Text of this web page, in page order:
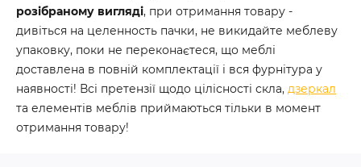
розібраному вигляді, при отримання товару -
дивіться на целенность пачки, не викидайте меблеву
упаковку, поки не переконаєтеся, що меблі
доставлена в повній комплектації і вся фурнітура у
наявності! Всі претензії щодо цілісності скла, дзеркал
та елементів меблів приймаються тільки в момент
отримання товару!